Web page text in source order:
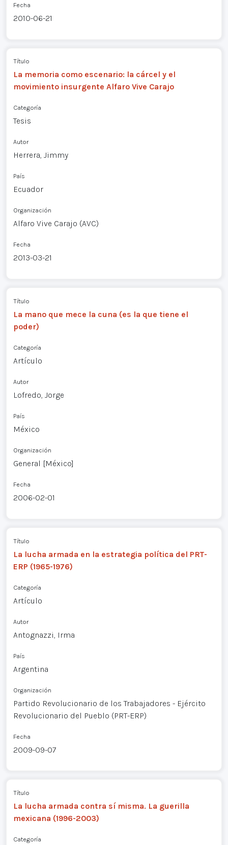
Fecha
2010-06-21
Título
La memoria como escenario: la cárcel y el
movimiento insurgente Alfaro Vive Carajo
Categoría
Tesis
Autor
Herrera, Jimmy
País
Ecuador
Organización
Alfaro Vive Carajo (AVC)
Fecha
2013-03-21
Título
La mano que mece la cuna (es la que tiene el
poder)
Categoría
Artículo
Autor
Lofredo, Jorge
País
México
Organización
General [México]
Fecha
2006-02-01
Título
La lucha armada en la estrategia política del PRT-
ERP (1965-1976)
Categoría
Artículo
Autor
Antognazzi, Irma
País
Argentina
Organización
Partido Revolucionario de los Trabajadores - Ejército
Revolucionario del Pueblo (PRT-ERP)
Fecha
2009-09-07
Título
La lucha armada contra sí misma. La guerilla
mexicana (1996-2003)
Categoría